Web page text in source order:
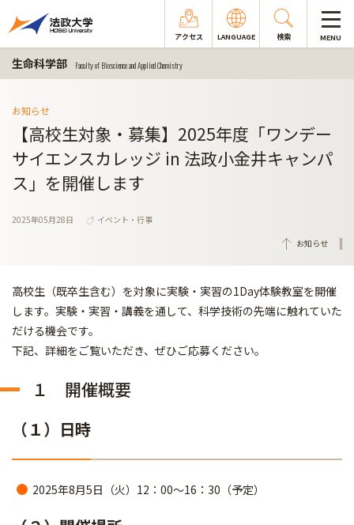
アクセス LANGUAGE 検索 MENU
生命科学部 Faculty of Bioscience and Applied Chemistry
お知らせ
【高校生対象・募集】2025年度「ワンデー
サイエンスカレッジ in 法政小金井キャンパ
ス」を開催します
2025年05月28日
イベント・行事
お知らせ
高校生（既卒生含む）を対象に実験・実習の1Day体験教室を開催
します。実験・実習・講義を通して、科学技術の先端に触れていた
だける機会です。
下記、詳細をご覧いただき、ぜひご応募ください。
１ 開催概要
（１）日時
2025年8月5日（火）12：00～16：30（予定）